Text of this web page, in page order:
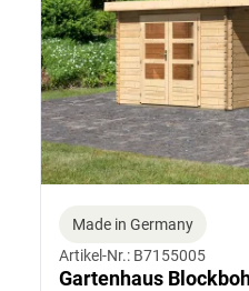
Made in Germany
Artikel-Nr.: B7155005
Gartenhaus